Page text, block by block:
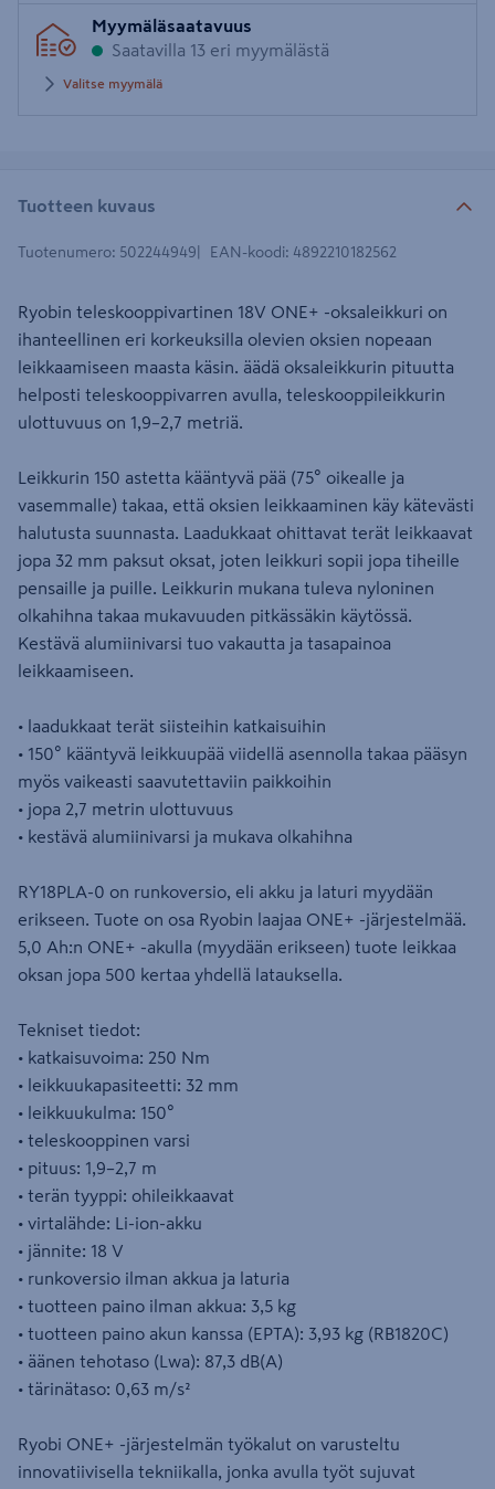
postinumero
Myymäläsaatavuus
Saatavilla 13 eri myymälästä
Valitse myymälä
Tuotteen kuvaus
Tuotenumero: 502244949 EAN-koodi: 4892210182562
Ryobin teleskooppivartinen 18V ONE+ -oksaleikkuri on
ihanteellinen eri korkeuksilla olevien oksien nopeaan
leikkaamiseen maasta käsin. äädä oksaleikkurin pituutta
helposti teleskooppivarren avulla, teleskooppileikkurin
ulottuvuus on 1,9–2,7 metriä.
Leikkurin 150 astetta kääntyvä pää (75° oikealle ja
vasemmalle) takaa, että oksien leikkaaminen käy kätevästi
halutusta suunnasta. Laadukkaat ohittavat terät leikkaavat
jopa 32 mm paksut oksat, joten leikkuri sopii jopa tiheille
pensaille ja puille. Leikkurin mukana tuleva nyloninen
olkahihna takaa mukavuuden pitkässäkin käytössä.
Kestävä alumiinivarsi tuo vakautta ja tasapainoa
leikkaamiseen.
• laadukkaat terät siisteihin katkaisuihin
• 150° kääntyvä leikkuupää viidellä asennolla takaa pääsyn
myös vaikeasti saavutettaviin paikkoihin
• jopa 2,7 metrin ulottuvuus
• kestävä alumiinivarsi ja mukava olkahihna
RY18PLA-0 on runkoversio, eli akku ja laturi myydään
erikseen. Tuote on osa Ryobin laajaa ONE+ -järjestelmää.
5,0 Ah:n ONE+ -akulla (myydään erikseen) tuote leikkaa
oksan jopa 500 kertaa yhdellä latauksella.
Tekniset tiedot:
• katkaisuvoima: 250 Nm
• leikkuukapasiteetti: 32 mm
• leikkuukulma: 150°
• teleskooppinen varsi
• pituus: 1,9–2,7 m
• terän tyyppi: ohileikkaavat
• virtalähde: Li-ion-akku
• jännite: 18 V
• runkoversio ilman akkua ja laturia
• tuotteen paino ilman akkua: 3,5 kg
• tuotteen paino akun kanssa (EPTA): 3,93 kg (RB1820C)
• äänen tehotaso (Lwa): 87,3 dB(A)
• tärinätaso: 0,63 m/s²
Ryobi ONE+ -järjestelmän työkalut on varusteltu
innovatiivisella tekniikalla, jonka avulla työt sujuvat